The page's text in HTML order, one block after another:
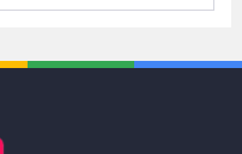
Üniversitesi Sanat ve